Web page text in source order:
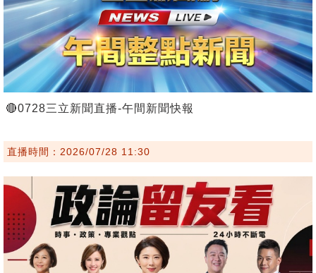
🔴0728三立新聞直播-午間新聞快報
直播時間：2026/07/28 11:30